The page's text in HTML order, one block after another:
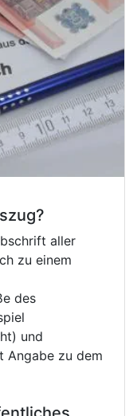
aller
zu einem
des
und
Angabe zu dem